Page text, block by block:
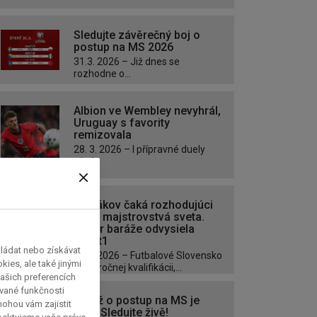
Sledujte závěrečný boj o
postup na MS 2026
31.3. 2026 – Již dnes se
rozhodne o...
Albion ve Wembley nevyhrál,
Uruguay s favority
remizovala
28. 3. 2026 – I přípravné duely
před...
Slovákov čaká rozhodujúci
boj o majstrovstvá sveta.
Záver baráže odvysiela
Sport1
26.3. 2026 – Futbalové Slovensko
po náročnej kvalifikácii,...
Baráž o postup na MS je
tady. Sledujte živě!
nebo získávat
ale také jinými
preferencích
funkčnosti
vám zajistit